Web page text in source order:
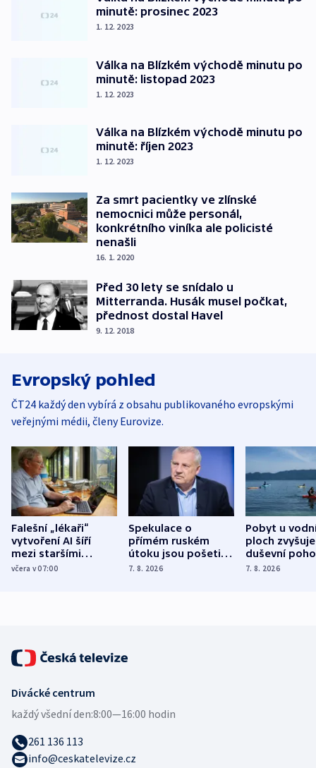
minutě: prosinec 2023
1. 12. 2023
Válka na Blízkém východě minutu po
minutě: listopad 2023
1. 12. 2023
Válka na Blízkém východě minutu po
minutě: říjen 2023
1. 12. 2023
Za smrt pacientky ve zlínské
nemocnici může personál,
konkrétního viníka ale policisté
nenašli
16. 1. 2020
Před 30 lety se snídalo u
Mitterranda. Husák musel počkat,
přednost dostal Havel
9. 12. 2018
Evropský pohled
ČT24 každý den vybírá z obsahu publikovaného evropskými
veřejnými médii, členy Eurovize.
Falešní „lékaři“
vytvoření AI šíří
mezi staršími
Poláky nebezpečné
včera v 07:00
Spekulace o
přímém ruském
útoku jsou pošetilé,
míní estonský
7. 8. 2026
Pobyt u
ploch zvyšuje
duševní
ukázala
7. 8. 2026
Divácké centrum
každý všední den:8:00—16:00 hodin
261 136 113
info@ceskatelevize.cz